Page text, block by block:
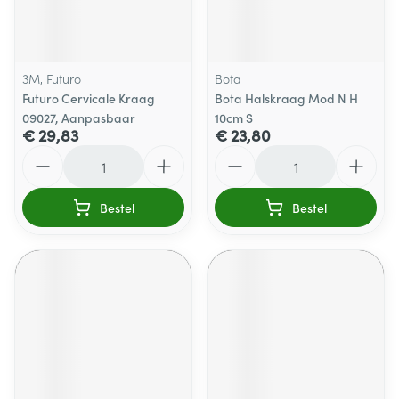
3M, Futuro
Futuro Cervicale Kraag
09027, Aanpasbaar
€ 29,83
Bestel
Bota
Bota Halskraag Mod N H
10cm S
€ 23,80
Bestel